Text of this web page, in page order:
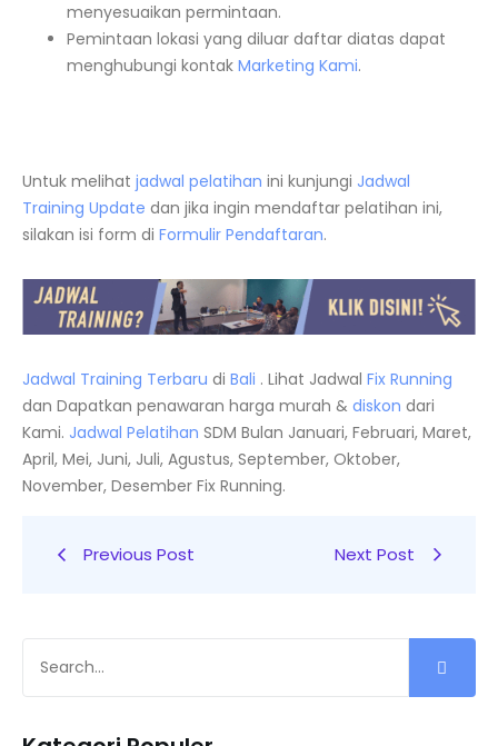
menyesuaikan permintaan.
Pemintaan lokasi yang diluar daftar diatas dapat
menghubungi kontak Marketing Kami.
Untuk melihat jadwal pelatihan ini kunjungi Jadwal
Training Update dan jika ingin mendaftar pelatihan ini,
silakan isi form di Formulir Pendaftaran.
Jadwal Training Terbaru di Bali . Lihat Jadwal Fix Running
dan Dapatkan penawaran harga murah & diskon dari
Kami. Jadwal Pelatihan SDM Bulan Januari, Februari, Maret,
April, Mei, Juni, Juli, Agustus, September, Oktober,
November, Desember Fix Running.
Previous Post Next Post